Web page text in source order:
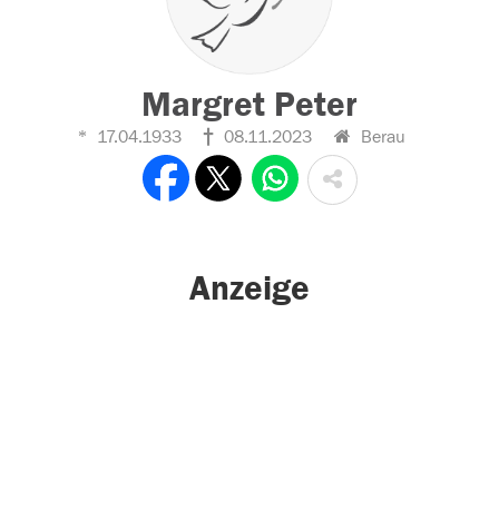
Margret Peter
17.04.1933 08.11.2023 Berau
Anzeige